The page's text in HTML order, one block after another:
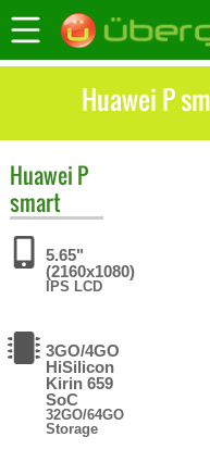
Huawei P
smart
5.65"
(2160x1080)
IPS LCD
3GO/4GO
HiSilicon
Kirin 659
SoC
32GO/64GO
Storage